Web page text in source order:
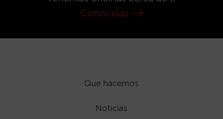
Conócelas
Que hacemos
Noticias